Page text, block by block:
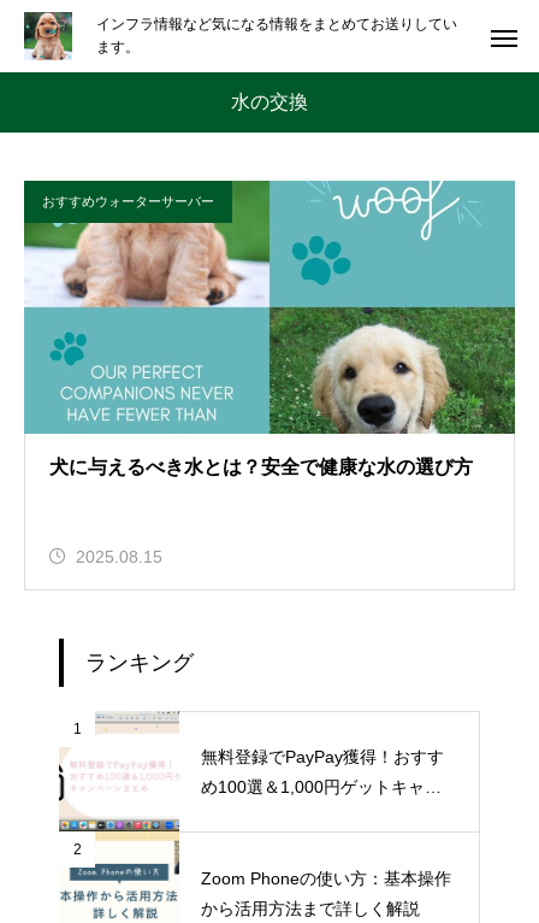
インフラ情報など気になる情報をまとめてお送りしてい
ます。
水の交換
おすすめウォーターサーバー
犬に与えるべき水とは？安全で健康な水の選び方
2025.08.15
ランキング
1
無料登録でPayPay獲得！おすす
め100選＆1,000円ゲットキャン
2
Zoom Phoneの使い方：基本操作
から活用方法まで詳しく解説